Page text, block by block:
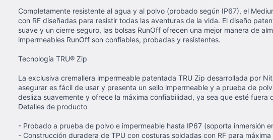
Completamente resistente al agua y al polvo (probado según IP67), el
con RF diseñadas para resistir todas las aventuras de la vida. El diseño
suave y un cierre seguro, las bolsas RunOff ofrecen una mejor manera de
impermeables RunOff son confiables, probadas y resistentes.
Tecnología TRU® Zip
La exclusiva cremallera impermeable patentada TRU Zip desarrollada por
asegurar es fácil de usar y presenta un sello impermeable y a prueba de
desliza suavemente y ofrece la máxima confiabilidad, ya sea que esté
Detalles de producto
- Probado a prueba de polvo e impermeable hasta IP67 (soporta inmersión
- Construcción duradera de TPU con costuras soldadas con RF para